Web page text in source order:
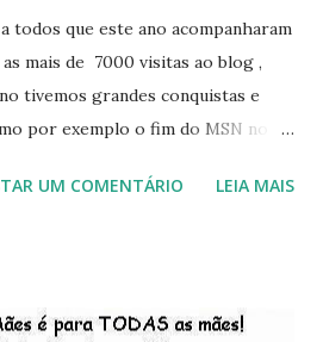
todos que este ano acompanharam
mais de 7000 visitas ao blog ,
tivemos grandes conquistas e
por exemplo o fim do MSN no
em 2013, distro nacional , a
a Microsoft boicotando o
UM COMENTÁRIO LEIA MAIS